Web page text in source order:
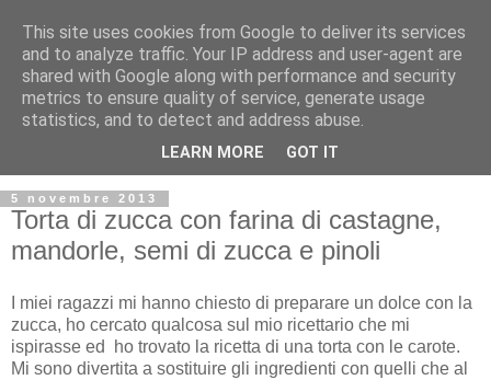
5 novembre 2013
Torta di zucca con farina di castagne,
mandorle, semi di zucca e pinoli
I miei ragazzi mi hanno chiesto di preparare un dolce con la
zucca, ho cercato qualcosa sul mio ricettario che mi
ispirasse ed ho trovato la ricetta di una torta con le carote.
Mi sono divertita a sostituire gli ingredienti con quelli che al
This site uses cookies from Google to deliver its services
and to analyze traffic. Your IP address and user-agent are
shared with Google along with performance and security
metrics to ensure quality of service, generate usage
statistics, and to detect and address abuse.
LEARN MORE GOT IT